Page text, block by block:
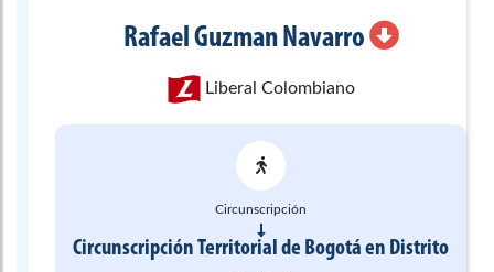
RafaelGuzman Navarro
Liberal Colombiano
Circunscripción
Circunscripción Territorial de Bogotáen Distrito